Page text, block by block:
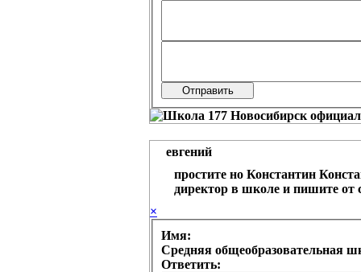
евгений
простите но Константин
директор в школе и пишите от
×
Имя:
Средняя общеобразовательная
Ответить: